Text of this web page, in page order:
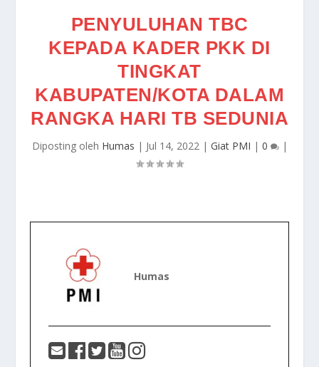
PENYULUHAN TBC
KEPADA KADER PKK DI
TINGKAT
KABUPATEN/KOTA DALAM
RANGKA HARI TB SEDUNIA
Diposting oleh Humas | Jul 14, 2022| Giat PMI | 0 |
Humas